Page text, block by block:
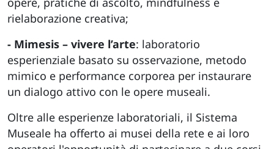
rielaborazione creativa;
- Mimesis – vivere l’arte: laboratorio
esperienziale basato su osservazione, metodo
mimico e performance corporea per instaurare
un dialogo attivo con le opere museali.
Oltre alle esperienze laboratoriali, il Sistema
Museale ha offerto ai musei della rete e ai loro